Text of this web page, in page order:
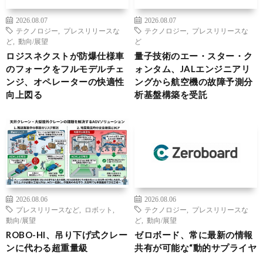
2026.08.07
テクノロジー
プレスリリースな
ど
動向/展望
ロジスネクストが防爆仕様車
のフォークをフルモデルチェ
ンジ、オペレーターの快適性
向上図る
2026.08.07
テクノロジー
プレスリリースな
ど
量子技術のエー・スター・ク
ォンタム、JALエンジニアリ
ングから航空機の故障予測分
析基盤構築を受託
2026.08.06
プレスリリースなど
ロボット
動向/展望
ROBO-HI、吊り下げ式クレー
ンに代わる超重量級
2026.08.06
テクノロジー
プレスリリースな
ど
動向/展望
ゼロボード、常に最新の情報
共有が可能な“動的サプライヤ